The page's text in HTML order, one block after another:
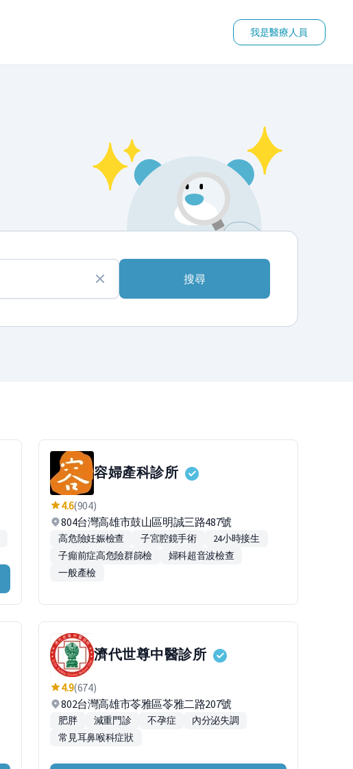
我是醫療人員
搜尋
容婦產科診所
4.6(904)
804台灣高雄市鼓山區明誠三路487號
高危險妊娠檢查 子宮腔鏡手術
24小時接生
子癲前症高危險群篩檢
婦科超音波檢查
一般產檢
濟代世尊中醫診所
4.9(674)
802台灣高雄市苓雅區苓雅二路207號
肥胖 減重門診 不孕症
內分泌失調
常見耳鼻喉科症狀